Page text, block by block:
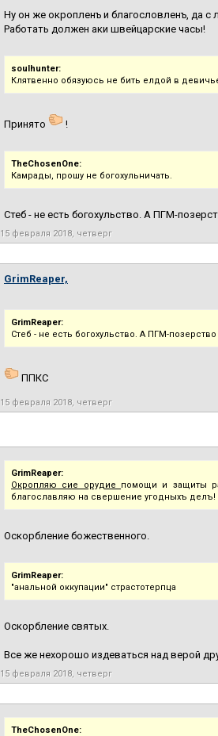
Ну он же окропленъ и благословленъ, да с
Работать должен аки швейцарские часы!
soulhunter:
Клятвенно обязуюсь не бить елдой в
Принято !
TheChosenOne:
Камрады, прошу не богохульничать.
Стеб - не есть богохульство. А ПГМ-
15 февраля 2018, четверг
GrimReaper,
GrimReaper:
Стеб - не есть богохульство. А ПГМ-
ППКС
15 февраля 2018, четверг
GrimReaper:
Окропляю сие орудие помощи и защиты
благославляю на свершение угодныхъ делъ!
Оскорбление божественного.
GrimReaper:
"анальной оккупации" страстотерпца
Оскорбление святых.
Все же нехорошо издеваться над верой
15 февраля 2018, четверг
TheChosenOne: